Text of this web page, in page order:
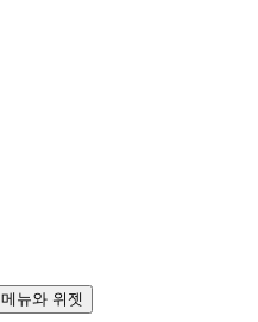
메뉴와 위젯